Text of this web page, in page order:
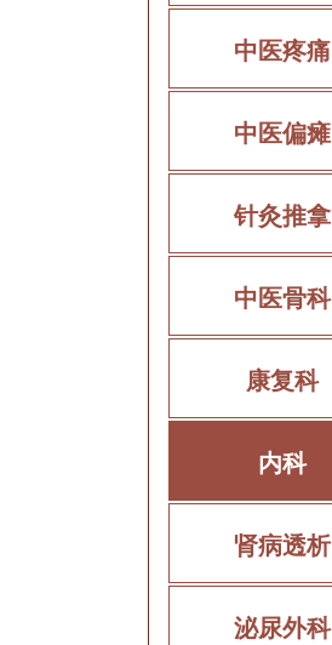
中医疼痛
中医偏瘫
针灸推拿
中医骨科
康复科
内科
肾病透析
泌尿外科